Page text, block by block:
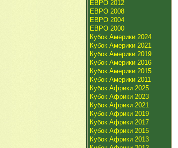
ЕВРО 2012
ЕВРО 2008
ЕВРО 2004
ЕВРО 2000
Кубок Америки 2024
Кубок Америки 2021
Кубок Америки 2019
Кубок Америки 2016
Кубок Америки 2015
Кубок Америки 2011
Кубок Африки 2025
Кубок Африки 2023
Кубок Африки 2021
Кубок Африки 2019
Кубок Африки 2017
Кубок Африки 2015
Кубок Африки 2013